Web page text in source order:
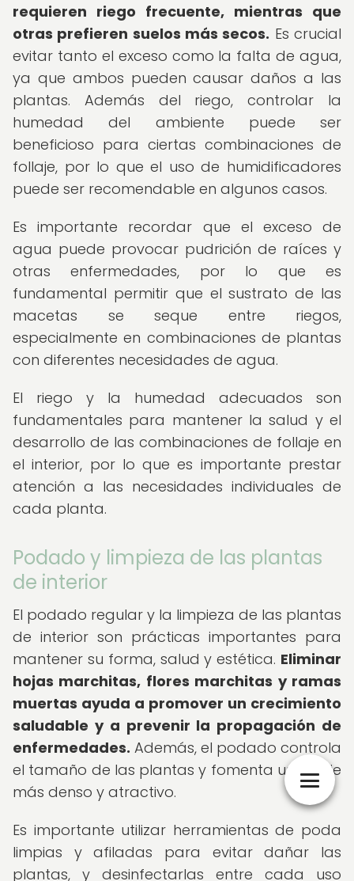
requieren riego frecuente, mientras que
otras prefieren suelos más secos. Es crucial
evitar tanto el exceso como la falta de agua,
ya que ambos pueden causar daños a las
plantas. Además del riego, controlar la
humedad del ambiente puede ser
beneficioso para ciertas combinaciones de
follaje, por lo que el uso de humidificadores
puede ser recomendable en algunos casos.
Es importante recordar que el exceso de
agua puede provocar pudrición de raíces y
otras enfermedades, por lo que es
fundamental permitir que el sustrato de las
macetas se seque entre riegos,
especialmente en combinaciones de plantas
con diferentes necesidades de agua.
El riego y la humedad adecuados son
fundamentales para mantener la salud y el
desarrollo de las combinaciones de follaje en
el interior, por lo que es importante prestar
atención a las necesidades individuales de
cada planta.
Podado y limpieza de las plantas
de interior
El podado regular y la limpieza de las plantas
de interior son prácticas importantes para
mantener su forma, salud y estética. Eliminar
hojas marchitas, flores marchitas y ramas
muertas ayuda a promover un crecimiento
saludable y a prevenir la propagación de
enfermedades. Además, el podado controla
el tamaño de las plantas y fomenta un follaje
más denso y atractivo.
Es importante utilizar herramientas de poda
limpias y afiladas para evitar dañar las
plantas, y desinfectarlas entre cada uso